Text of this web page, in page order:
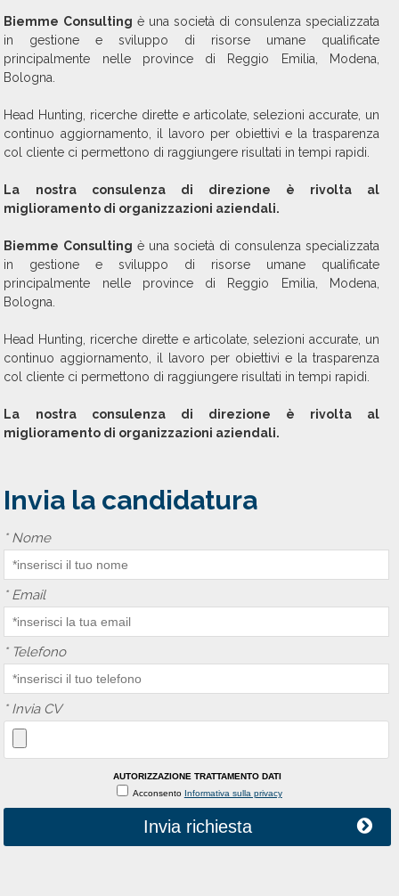
Biemme Consulting è una società di consulenza specializzata
in gestione e sviluppo di risorse umane qualificate
principalmente nelle province di Reggio Emilia, Modena,
Bologna.
Head Hunting, ricerche dirette e articolate, selezioni accurate, un
continuo aggiornamento, il lavoro per obiettivi e la trasparenza
col cliente ci permettono di raggiungere risultati in tempi rapidi.
La nostra consulenza di direzione è rivolta al
miglioramento di organizzazioni aziendali.
Biemme Consulting è una società di consulenza specializzata
in gestione e sviluppo di risorse umane qualificate
principalmente nelle province di Reggio Emilia, Modena,
Bologna.
Head Hunting, ricerche dirette e articolate, selezioni accurate, un
continuo aggiornamento, il lavoro per obiettivi e la trasparenza
col cliente ci permettono di raggiungere risultati in tempi rapidi.
La nostra consulenza di direzione è rivolta al
miglioramento di organizzazioni aziendali.
Invia la candidatura
*Nome
*Email
*Telefono
*Invia CV
AUTORIZZAZIONE TRATTAMENTO DATI
Acconsento Informativa sulla privacy
Invia richiesta